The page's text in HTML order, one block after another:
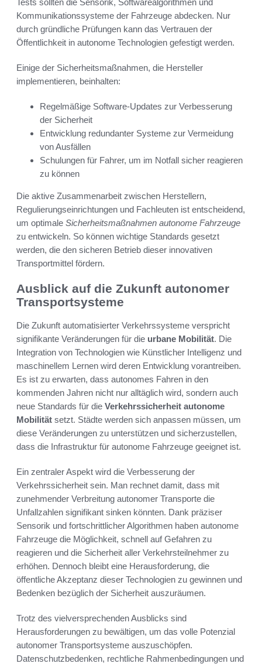
Kommunikationssysteme der Fahrzeuge abdecken. Nur
durch gründliche Prüfungen kann das Vertrauen der
Öffentlichkeit in autonome Technologien gefestigt werden.
Einige der Sicherheitsmaßnahmen, die Hersteller
implementieren, beinhalten:
Regelmäßige Software-Updates zur Verbesserung
der Sicherheit
Entwicklung redundanter Systeme zur Vermeidung
von Ausfällen
Schulungen für Fahrer, um im Notfall sicher reagieren
zu können
Die aktive Zusammenarbeit zwischen Herstellern,
Regulierungseinrichtungen und Fachleuten ist entscheidend,
um optimale Sicherheitsmaßnahmen autonome Fahrzeuge
zu entwickeln. So können wichtige Standards gesetzt
werden, die den sicheren Betrieb dieser innovativen
Transportmittel fördern.
Ausblick auf die Zukunft autonomer
Transportsysteme
Die Zukunft automatisierter Verkehrssysteme verspricht
signifikante Veränderungen für die urbane Mobilität. Die
Integration von Technologien wie Künstlicher Intelligenz und
maschinellem Lernen wird deren Entwicklung vorantreiben.
Es ist zu erwarten, dass autonomes Fahren in den
kommenden Jahren nicht nur alltäglich wird, sondern auch
neue Standards für die Verkehrssicherheit autonome
Mobilität setzt. Städte werden sich anpassen müssen, um
diese Veränderungen zu unterstützen und sicherzustellen,
dass die Infrastruktur für autonome Fahrzeuge geeignet ist.
Ein zentraler Aspekt wird die Verbesserung der
Verkehrssicherheit sein. Man rechnet damit, dass mit
zunehmender Verbreitung autonomer Transporte die
Unfallzahlen signifikant sinken könnten. Dank präziser
Sensorik und fortschrittlicher Algorithmen haben autonome
Fahrzeuge die Möglichkeit, schnell auf Gefahren zu
reagieren und die Sicherheit aller Verkehrsteilnehmer zu
erhöhen. Dennoch bleibt eine Herausforderung, die
öffentliche Akzeptanz dieser Technologien zu gewinnen und
Bedenken bezüglich der Sicherheit auszuräumen.
Trotz des vielversprechenden Ausblicks sind
Herausforderungen zu bewältigen, um das volle Potenzial
autonomer Transportsysteme auszuschöpfen.
Datenschutzbedenken, rechtliche Rahmenbedingungen und